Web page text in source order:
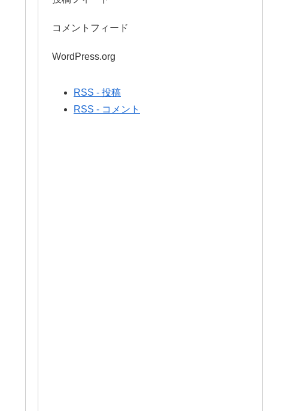
コメントフィード
WordPress.org
RSS - 投稿
RSS - コメント